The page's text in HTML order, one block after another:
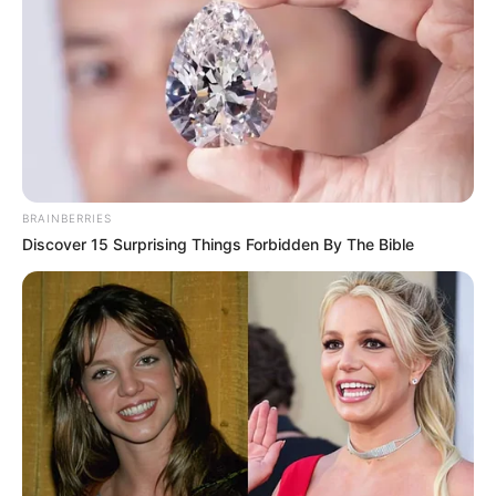
BRAINBERRIES
Discover 15 Surprising Things Forbidden By The Bible